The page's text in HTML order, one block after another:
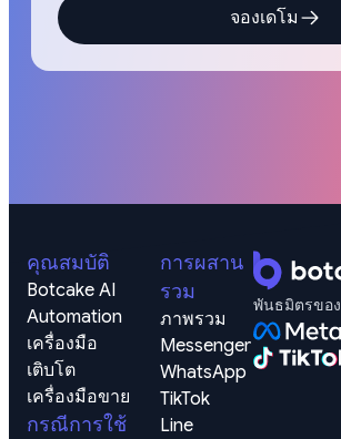
จองเดโม
คุณสมบัติ
Botcake AI
Automation
เครื่องมือ
เติบโต
เครื่องมือขาย
กรณีการใช้
การผสาน
รวม
ภาพรวม
Messenger
WhatsApp
TikTok
Line
พันธมิตรของ